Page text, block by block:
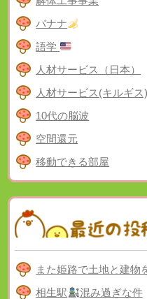
バナナ
語学
人材サービス（日本）
人材サービス(キルギス)
10代の脳波
空間還元
移動できる部屋
また姫路で土地と建物
相生駅
混み過ぎな件